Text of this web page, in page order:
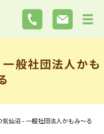
般社団法人かも
気仙沼 - 一般社団法人かもみ～る